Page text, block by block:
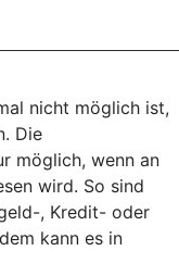
nicht möglich ist,
Die
möglich, wenn an
wird. So sind
, Kredit- oder
kann es in